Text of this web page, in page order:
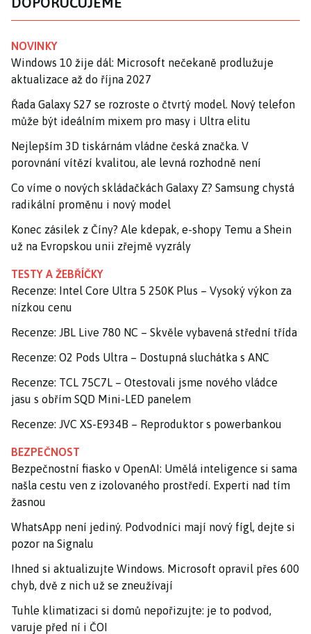
NOVINKY
Windows 10 žije dál: Microsoft nečekaně prodlužuje
aktualizace až do října 2027
Řada Galaxy S27 se rozroste o čtvrtý model. Nový telefon
může být ideálním mixem pro masy i Ultra elitu
Nejlepším 3D tiskárnám vládne česká značka. V
porovnání vítězí kvalitou, ale levná rozhodně není
Co víme o nových skládačkách Galaxy Z? Samsung chystá
radikální proměnu i nový model
Konec zásilek z Číny? Ale kdepak, e-shopy Temu a Shein
už na Evropskou unii zřejmě vyzrály
TESTY A ŽEBŘÍČKY
Recenze: Intel Core Ultra 5 250K Plus – Vysoký výkon za
nízkou cenu
Recenze: JBL Live 780 NC – Skvěle vybavená střední třída
Recenze: O2 Pods Ultra – Dostupná sluchátka s ANC
Recenze: TCL 75C7L – Otestovali jsme nového vládce
jasu s obřím SQD Mini-LED panelem
Recenze: JVC XS-E934B – Reproduktor s powerbankou
BEZPEČNOST
Bezpečnostní fiasko v OpenAI: Umělá inteligence si sama
našla cestu ven z izolovaného prostředí. Experti nad tím
žasnou
WhatsApp není jediný. Podvodníci mají nový fígl, dejte si
pozor na Signalu
Ihned si aktualizujte Windows. Microsoft opravil přes 600
chyb, dvě z nich už se zneužívají
Tuhle klimatizaci si domů nepořizujte: je to podvod,
varuje před ní i ČOI